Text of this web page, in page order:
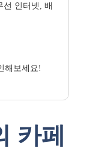
선 인터넷, 배
해보세요!
카페